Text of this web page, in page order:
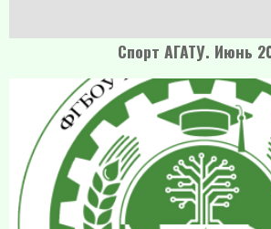
Спорт АГАТУ. Июнь